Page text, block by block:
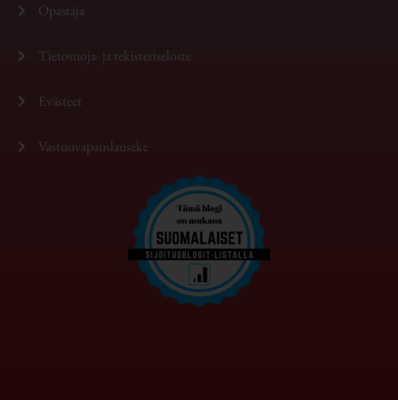
Opastaja
Tietosuoja- ja rekisteriseloste
Evästeet
Vastuuvapauslauseke